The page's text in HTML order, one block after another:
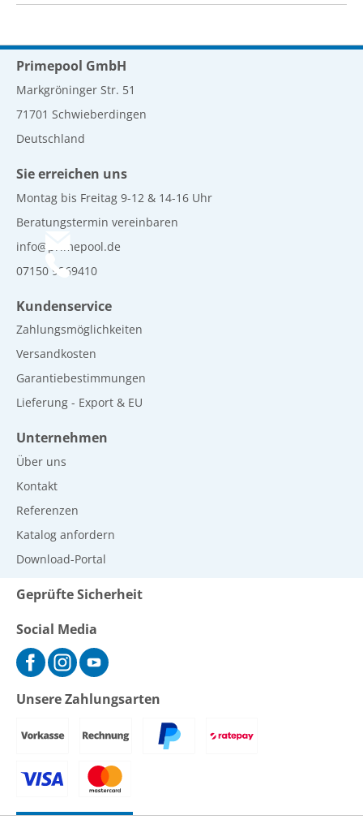
Primepool GmbH
Markgröninger Str. 51
71701 Schwieberdingen
Deutschland
Sie erreichen uns
Montag bis Freitag 9-12 & 14-16 Uhr
Beratungstermin vereinbaren
info@primepool.de
07150 9269410
Kundenservice
Zahlungsmöglichkeiten
Versandkosten
Garantiebestimmungen
Lieferung - Export & EU
Unternehmen
Über uns
Kontakt
Referenzen
Katalog anfordern
Download-Portal
Geprüfte Sicherheit
Social Media
Unsere Zahlungsarten